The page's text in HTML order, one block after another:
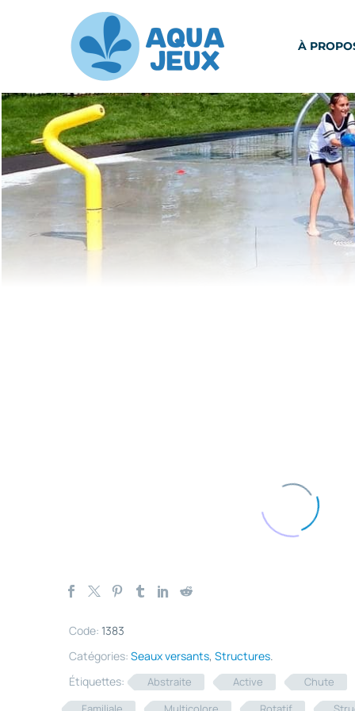
À
Code: 1383
Catégories: Seaux versants, Structures.
Étiquettes:
Abstraite Active Chute